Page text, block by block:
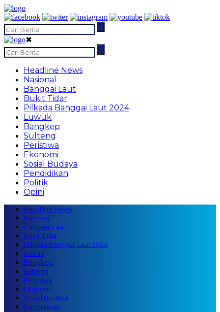
✖
Headline News
Nasional
Banggai Laut
Bukit Tidar
Pilkada Banggai Laut 2024
Luwuk
Bangkep
Sulteng
Peristiwa
Ekonomi
Sosial Budaya
Pendidikan
Politik
Opini
Headline News
Nasional
Banggai Laut
Bukit Tidar
Pilkada Banggai Laut 2024
Luwuk
Bangkep
Sulteng
Peristiwa
Ekonomi
Sosial Budaya
Pendidikan